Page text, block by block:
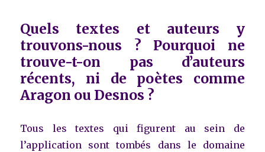
Quels textes et auteurs y
trouvons-nous ? Pourquoi ne
trouve-t-on pas d’auteurs
récents, ni de poètes comme
Aragon ou Desnos ?
Tous les textes qui figurent au sein de
l’application sont tombés dans le domaine